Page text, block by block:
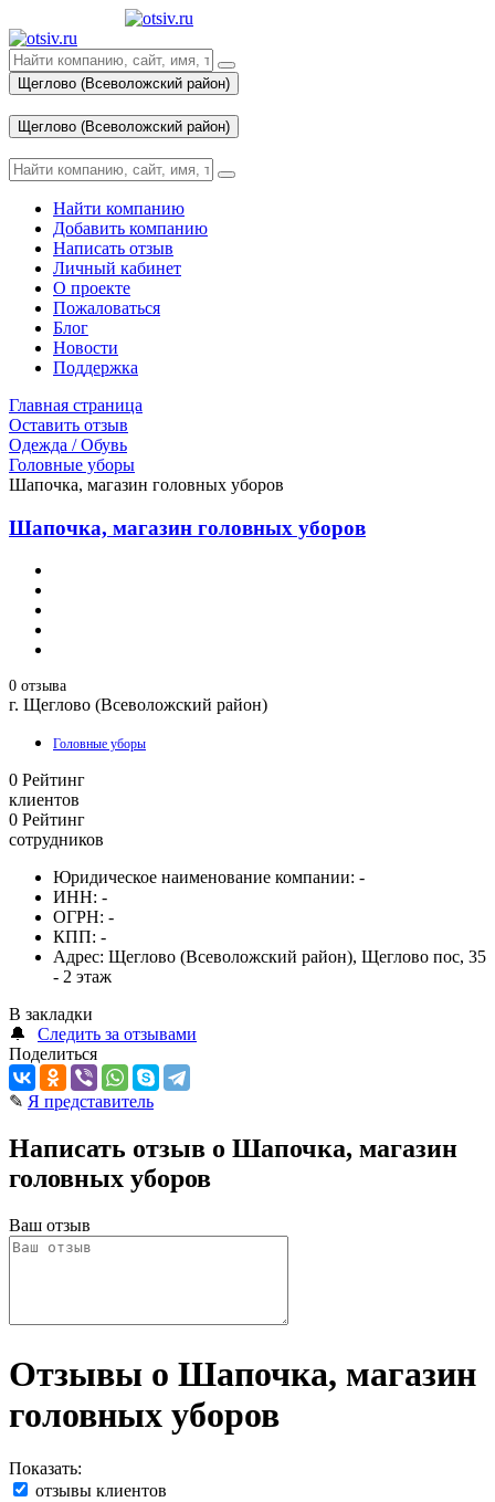
Щеглово (Всеволожский район)
Щеглово (Всеволожский район)
Найти компанию
Добавить компанию
Написать отзыв
Личный кабинет
О проекте
Пожаловаться
Блог
Новости
Поддержка
Главная страница
Оставить отзыв
Одежда / Обувь
Головные уборы
Шапочка, магазин головных уборов
Шапочка, магазин головных уборов
0 отзыва
г. Щеглово (Всеволожский район)
Головные уборы
0 Рейтинг
клиентов
0 Рейтинг
сотрудников
Юридическое наименование компании: -
ИНН: -
ОГРН: -
КПП: -
Адрес: Щеглово (Всеволожский район), Щеглово пос, 35
- 2 этаж
В закладки
🔔
Следить за отзывами
Поделиться
✎ Я представитель
Написать отзыв о Шапочка, магазин
головных уборов
Ваш отзыв
Отзывы о Шапочка, магазин
головных уборов
Показать:
отзывы клиентов